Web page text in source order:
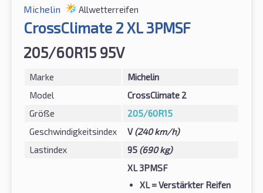
Michelin Allwetterreifen
CrossClimate 2 XL 3PMSF
205/60R15 95V
Marke
Michelin
Model
CrossClimate 2
Größe
205/60R15
Geschwindigkeitsindex
V(240 km/h)
Lastindex
95 (690 kg)
XL 3PMSF
XL= Verstärkter Reifen